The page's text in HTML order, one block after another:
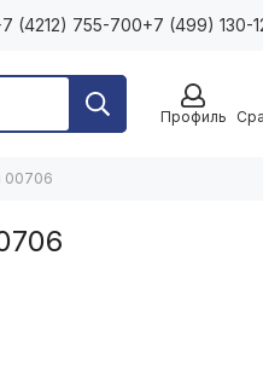
(4212) 755-700+7 (499) 130-
Профиль
00706